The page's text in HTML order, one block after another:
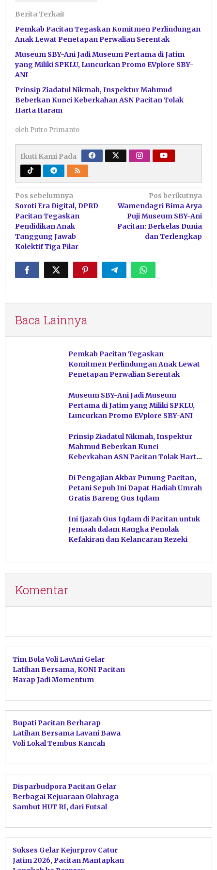
Berita Terkait
Pemkab Pacitan Tegaskan Komitmen Perlindungan
Anak Lewat Penetapan Perwalian Serentak
Museum SBY-Ani Jadi Museum Pertama di Jatim
yang Miliki SPKLU, Luncurkan Promo EVplore SBY-
ANI
Prinsip Ziadatul Nikmah, Inspektur Mahmud
Beberkan Kunci Keberkahan ASN Pacitan Tolak
Harta Haram
oleh Putro Primanto
Ikuti Kami Pada
Navigasi
pos
Pos sebelumnya
Soroti Era Digital, DPRD
Pacitan Tegaskan
Pendidikan Anak
Tanggung Jawab
Kolektif Tiga Pilar
Pos berikutnya
Wamendagri Bima Arya
Puji Museum SBY-Ani
Pacitan: Berkelas Dunia
dan Terlengkap
Baca Lainnya
Pemkab Pacitan Tegaskan
Komitmen Perlindungan Anak Lewat
Penetapan Perwalian Serentak
Museum SBY-Ani Jadi Museum
Pertama di Jatim yang Miliki SPKLU,
Luncurkan Promo EVplore SBY-ANI
Prinsip Ziadatul Nikmah, Inspektur
Mahmud Beberkan Kunci
Keberkahan ASN Pacitan Tolak Harta
Di Pengajian Akbar Punung Pacitan,
Petani Sepuh Ini Dapat Hadiah Umrah
Gratis Bareng Gus Iqdam
Ini Ijazah Gus Iqdam di Pacitan untuk
Jemaah dalam Rangka Penolak
Kefakiran dan Kelancaran Rezeki
Komentar
Tim Bola Voli LavAni Gelar
Latihan Bersama, KONI Pacitan
Harap Jadi Momentum
Bupati Pacitan Berharap
Latihan Bersama Lavani Bawa
Voli Lokal Tembus Kancah
Disparbudpora Pacitan Gelar
Berbagai Kejuaraan Olahraga
Sambut HUT RI, dari Futsal
2026
Sukses Gelar Kejurprov Catur
Jatim 2026, Pacitan Mantapkan